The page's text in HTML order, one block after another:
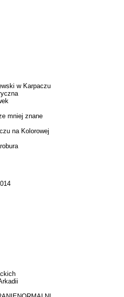
w Karpaczu
mniej znane
na Kolorowej